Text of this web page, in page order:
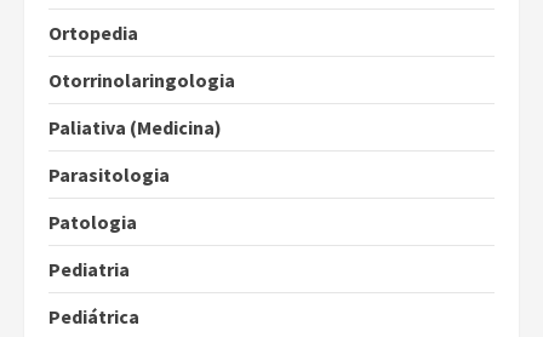
Ortopedia
Otorrinolaringologia
Paliativa (Medicina)
Parasitologia
Patologia
Pediatria
Pediátrica